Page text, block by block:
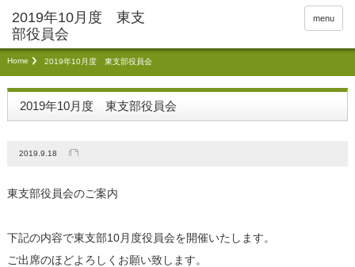
menu
Home 2019年10月度 東支部役員会
2019年10月度 東支部役員会
2019.9.18
東支部役員会のご案内
下記の内容で東支部10月度役員会を開催いたします。
ご出席のほどよろしくお願い致します。